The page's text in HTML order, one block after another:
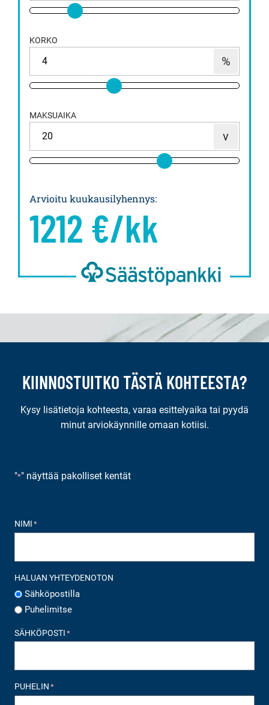
KORKO
MAKSUAIKA
Arvioitu kuukausilyhennys:
1212 €/kk
KIINNOSTUITKO TÄSTÄ KOHTEESTA?
Kysy lisätietoja kohteesta, varaa esittelyaika tai pyydä
minut arviokäynnille omaan kotiisi.
"*" näyttää pakolliset kentät
NIMI *
HALUAN YHTEYDENOTON
Sähköpostilla
Puhelimitse
SÄHKÖPOSTI *
PUHELIN *